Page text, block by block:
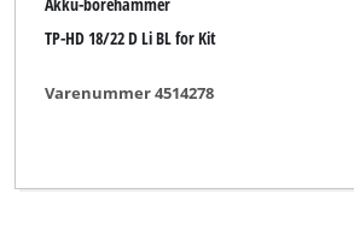
TP-HD 18/22 D Li BL for Kit
Varenummer 4514278